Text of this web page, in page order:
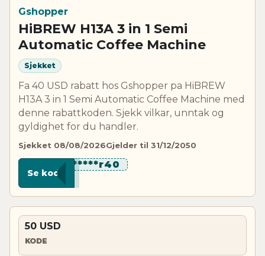
Gshopper
HiBREW H13A 3 in 1 Semi
Automatic Coffee Machine
Sjekket
Fa 40 USD rabatt hos Gshopper pa HiBREW
H13A 3 in 1 Semi Automatic Coffee Machine med
denne rabattkoden. Sjekk vilkar, unntak og
gyldighet for du handler.
Sjekket 08/08/2026Gjelder til 31/12/2050
*******r40
Se kode
50 USD
KODE